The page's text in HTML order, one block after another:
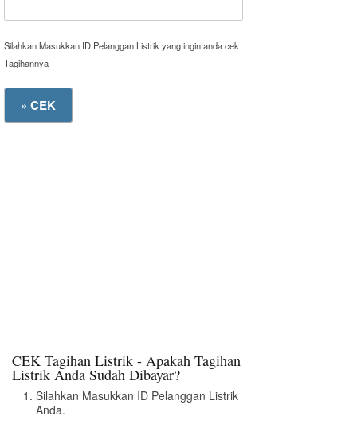
Silahkan Masukkan ID Pelanggan Listrik yang ingin anda cek
Tagihannya
CEK Tagihan Listrik - Apakah Tagihan
Listrik Anda Sudah Dibayar?
Silahkan Masukkan ID Pelanggan Listrik
Anda.